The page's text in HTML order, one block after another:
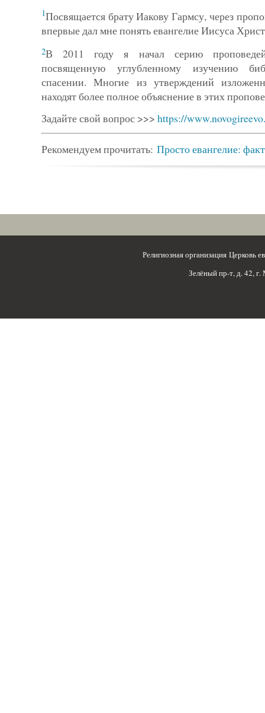
1Посвящается брату Иакову Гармсу, через
впервые дал мне понять евангелие Иисуса
2В 2011 году я начал серию
посвященную углублен­ному изучению
спасении. Многие из утверждений
находят более полное объяснение в этих
Задайте свой вопрос >>> https://
Рекомендуем прочитать: Просто евангелие:
Религиозная организация
Зелёный пр-т, д. 42,